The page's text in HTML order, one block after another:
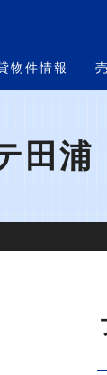
物件情報
田